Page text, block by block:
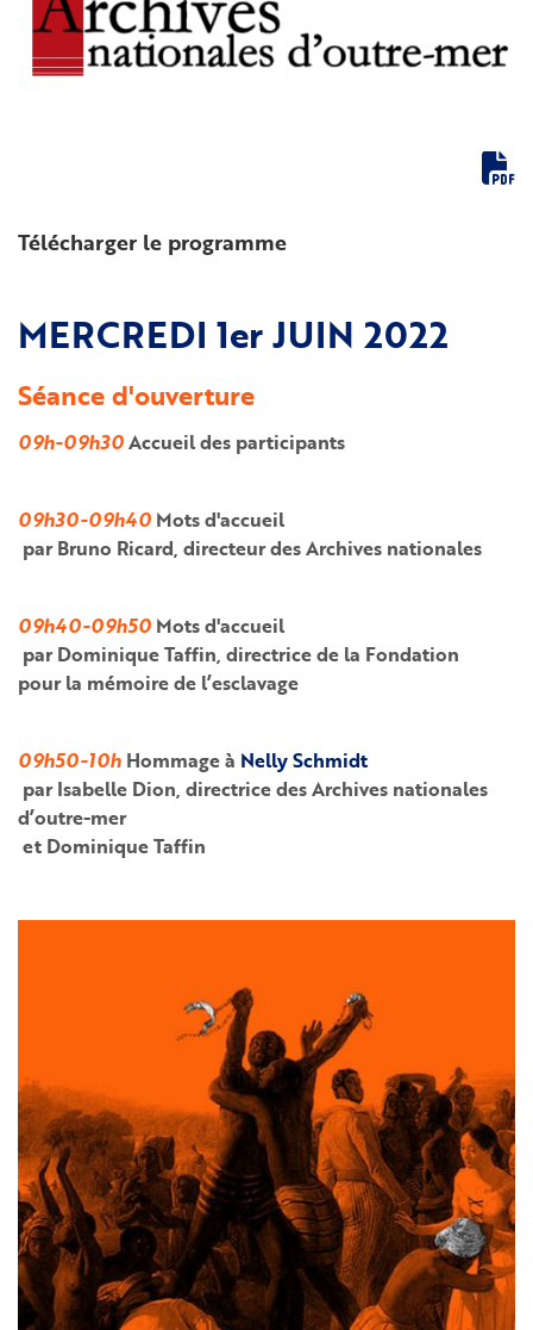
Télécharger le programme
MERCREDI 1er JUIN 2022
Séance d'ouverture
09h-09h30Accueil des participants
09h30-09h40 Mots d'accueil
par Bruno Ricard, directeur des Archives nationales
09h40-09h50 Mots d'accueil
par Dominique Taffin, directrice de la Fondation
pour la mémoire de l’esclavage
09h50-10h Hommage à Nelly Schmidt
par Isabelle Dion, directrice des Archives nationales
d’outre-mer
et Dominique Taffin